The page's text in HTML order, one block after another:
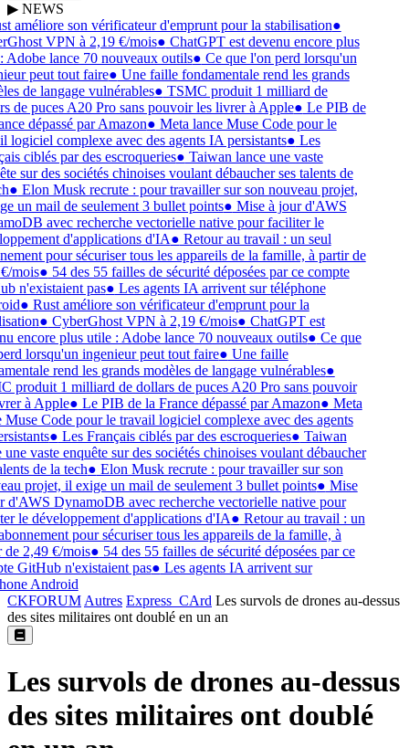
▶ NEWS
améliore son vérificateur d'emprunt pour la stabilisation●
VPN à 2,19 €/mois●ChatGPT est devenu encore plus
lance 70 nouveaux outils●Ce que l'on perd lorsqu'un
peut tout faire●Une faille fondamentale rend les grands
de langage vulnérables●TSMC produit 1 milliard de
de puces A20 Pro sans pouvoir les livrer à Apple●Le PIB de
dépassé par Amazon●Meta lance Muse Code pour le
logiciel complexe avec des agents IA persistants●Les
ciblés par des escroqueries●Taiwan lance une vaste
sur des sociétés chinoises voulant débaucher ses talents de
●Elon Musk recrute : pour travailler sur son nouveau projet,
un mail de seulement 3 bullet points●Mise à jour d'AWS
avec recherche vectorielle native pour faciliter le
d'applications d'IA●Retour au travail : un seul
pour sécuriser tous les appareils de la famille, à partir de
mois●54 des 55 failles de sécurité déposées par ce compte
n'existaient pas●Les agents IA arrivent sur téléphone
●Rust améliore son vérificateur d'emprunt pour la
●CyberGhost VPN à 2,19 €/mois●ChatGPT est
encore plus utile : Adobe lance 70 nouveaux outils●Ce que
lorsqu'un ingenieur peut tout faire●Une faille
rend les grands modèles de langage vulnérables●
produit 1 milliard de dollars de puces A20 Pro sans pouvoir
à Apple●Le PIB de la France dépassé par Amazon●Meta
Code pour le travail logiciel complexe avec des agents
●Les Français ciblés par des escroqueries●Taiwan
vaste enquête sur des sociétés chinoises voulant débaucher
de la tech●Elon Musk recrute : pour travailler sur son
projet, il exige un mail de seulement 3 bullet points●Mise
d'AWS DynamoDB avec recherche vectorielle native pour
le développement d'applications d'IA●Retour au travail : un
pour sécuriser tous les appareils de la famille, à
2,49 €/mois●54 des 55 failles de sécurité déposées par ce
GitHub n'existaient pas●Les agents IA arrivent sur
Android
CKFORUMAutres Express_CArd Les survols de drones au-dessus
des sites militaires ont doublé en un an
Les survols de drones au-dessus
des sites militaires ont doublé